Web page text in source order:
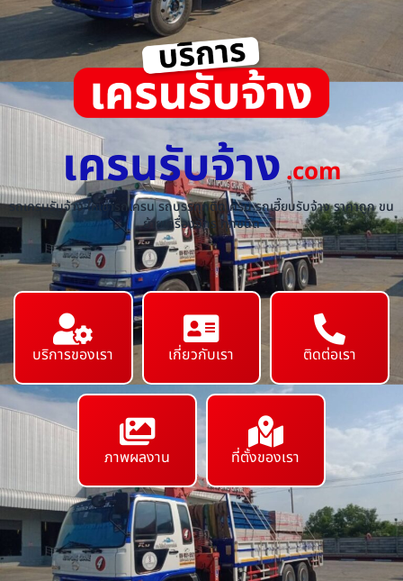
เครนรับจ้าง.com
รถเครนรับจ้าง ให้เช่ารถเครน รถบรรทุกติดเครน รถเฮี๊ยบรับจ้าง ราคาถูก ขน
ย้ายเครื่องจักร ทุกชนิด
บริการของเรา เกี่ยวกับเรา ติดต่อเรา
ภาพผลงาน ที่ตั้งของเรา